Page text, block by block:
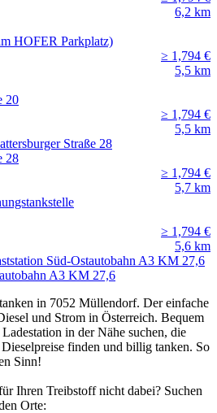
6,2 km
HOFER Parkplatz)
≥ 1,794 €
5,5 km
20
≥ 1,794 €
5,5 km
Straße 28
28
≥ 1,794 €
5,7 km
≥ 1,794 €
5,6 km
Süd-Ostautobahn A3 KM 27,6
A3 KM 27,6
in 7052 Müllendorf. Der einfache
und Strom in Österreich. Bequem
in der Nähe suchen, die
finden und billig tanken. So
Sinn!
Ihren Treibstoff nicht dabei? Suchen
Orte: